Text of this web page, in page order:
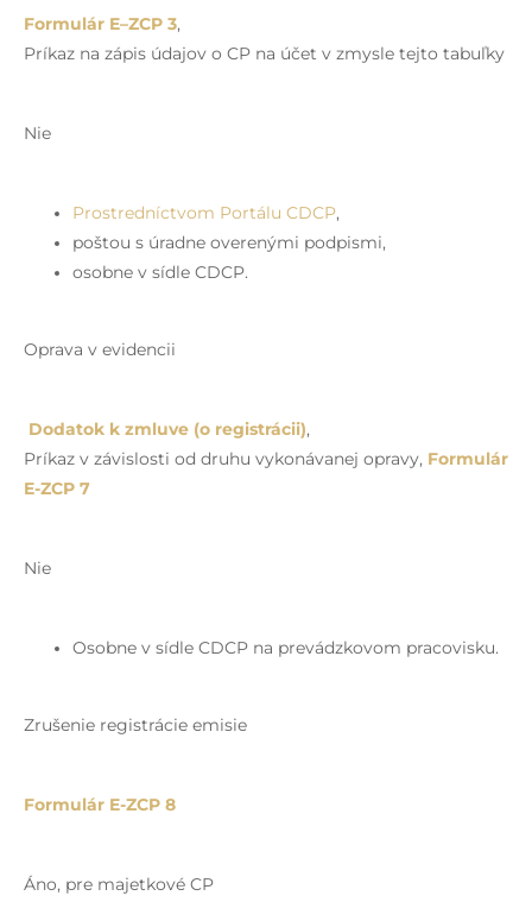
Formulár E–ZCP 3,
Príkaz na zápis údajov o CP na účet v zmysle tejto tabuľky
Nie
Prostredníctvom Portálu CDCP,
poštou s úradne overenými podpismi,
osobne v sídle CDCP.
Oprava v evidencii
Dodatok k zmluve (o registrácii),
Príkaz v závislosti od druhu vykonávanej opravy, Formulár
E-ZCP 7
Nie
Osobne v sídle CDCP na prevádzkovom pracovisku.
Zrušenie registrácie emisie
Formulár E-ZCP 8
Áno, pre majetkové CP